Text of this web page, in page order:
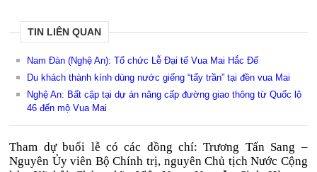
TIN LIÊN QUAN
Nam Đàn (Nghệ An): Tổ chức Lễ Đại tế Vua Mai Hắc Đế
Du khách thành kính dùng nước giếng “tẩy trần” tại đền vua Mai
Nghệ An: Bất cập tại dự án nâng cấp đường giao thông từ Quốc lộ
46 đến mộ Vua Mai
Tham dự buổi lễ có các đồng chí: Trương Tấn Sang –
Nguyên Ủy viên Bộ Chính trị, nguyên Chủ tịch Nước Cộng